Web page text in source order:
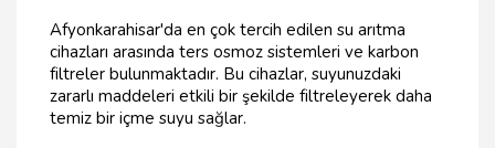
Afyonkarahisar'da en çok tercih edilen su arıtma
cihazları arasında ters osmoz sistemleri ve karbon
filtreler bulunmaktadır. Bu cihazlar, suyunuzdaki
zararlı maddeleri etkili bir şekilde filtreleyerek daha
temiz bir içme suyu sağlar.